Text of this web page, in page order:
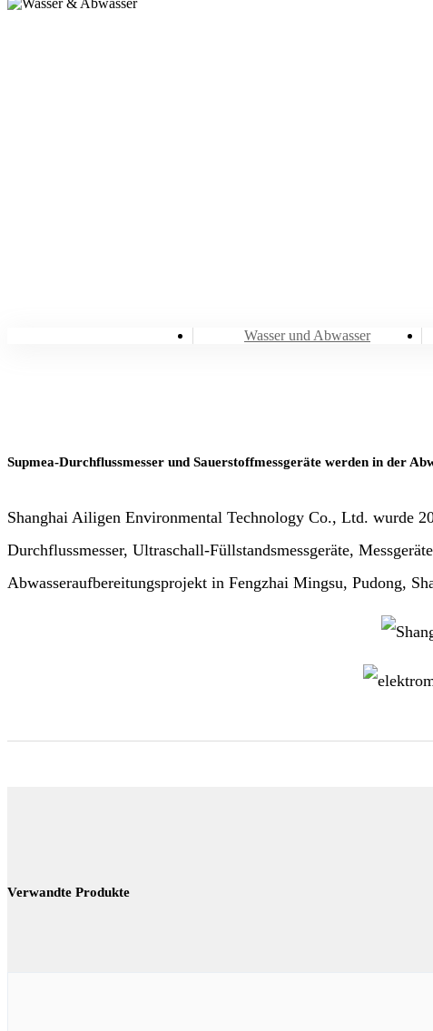
Wasser und Abwasser
Supmea-Durchflussmesser und Sauerstoffmessgeräte werden in der
Shanghai Ailigen Environmental Technology Co., Ltd. wurde
Durchflussmesser, Ultraschall-Füllstandsmessgeräte,
Abwasseraufbereitungsprojekt in Fengzhai Mingsu, Pudong,
Verwandte Produkte